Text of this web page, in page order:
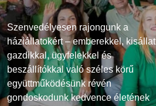
Szenvedélyesen rajongunk a
háziállatokért – emberekkel, kisállat
gazdikkal, ügyfelekkel és
beszállítókkal való széles körű
együttműködésünk révén
gondoskodunk kedvence életének